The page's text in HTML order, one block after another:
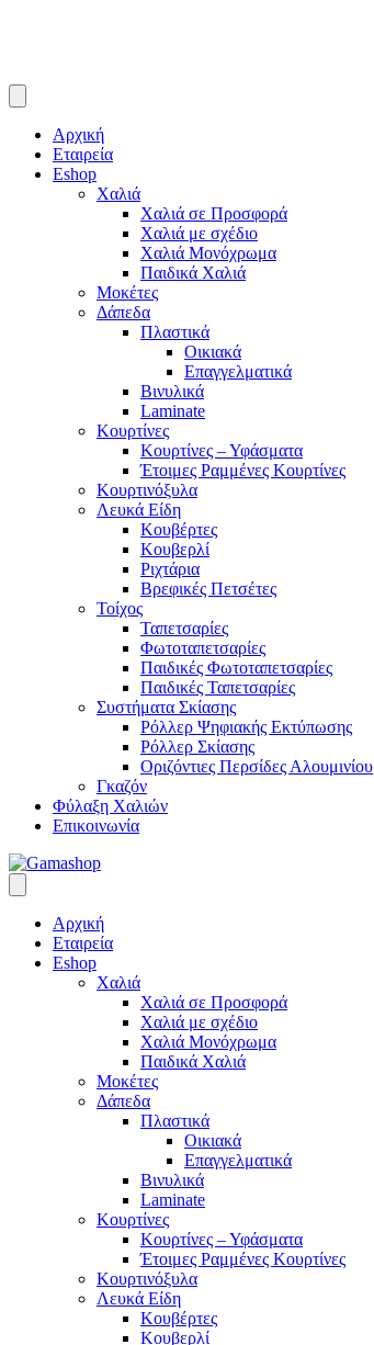
Αρχική
Εταιρεία
Eshop
Χαλιά
Χαλιά σε Προσφορά
Χαλιά με σχέδιο
Χαλιά Μονόχρωμα
Παιδικά Χαλιά
Μοκέτες
Δάπεδα
Πλαστικά
Οικιακά
Επαγγελματικά
Βινυλικά
Laminate
Κουρτίνες
Κουρτίνες – Υφάσματα
Έτοιμες Ραμμένες Κουρτίνες
Κουρτινόξυλα
Λευκά Είδη
Κουβέρτες
Κουβερλί
Ριχτάρια
Βρεφικές Πετσέτες
Τοίχος
Ταπετσαρίες
Φωτοταπετσαρίες
Παιδικές Φωτοταπετσαρίες
Παιδικές Ταπετσαρίες
Συστήματα Σκίασης
Ρόλλερ Ψηφιακής Εκτύπωσης
Ρόλλερ Σκίασης
Οριζόντιες Περσίδες Αλουμινίου
Γκαζόν
Φύλαξη Χαλιών
Επικοινωνία
Αρχική
Εταιρεία
Eshop
Χαλιά
Χαλιά σε Προσφορά
Χαλιά με σχέδιο
Χαλιά Μονόχρωμα
Παιδικά Χαλιά
Μοκέτες
Δάπεδα
Πλαστικά
Οικιακά
Επαγγελματικά
Βινυλικά
Laminate
Κουρτίνες
Κουρτίνες – Υφάσματα
Έτοιμες Ραμμένες Κουρτίνες
Κουρτινόξυλα
Λευκά Είδη
Κουβέρτες
Κουβερλί